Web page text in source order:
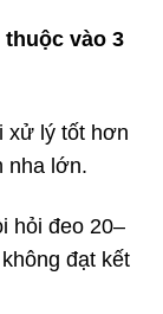
thuộc vào 3
xử lý tốt hơn
nha lớn.
hỏi đeo 20–
đạt kết